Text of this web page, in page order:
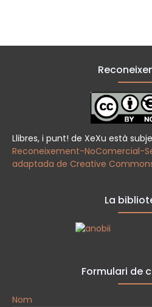
Llibres, i punt! de XeXu està
Reconeixement-NoComercial-
adaptada de Creative
La
Formulari de
Nom